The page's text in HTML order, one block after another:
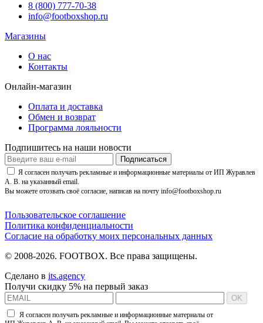
8 (800) 777-70-38
info@footboxshop.ru
Магазины
О нас
Контакты
Онлайн-магазин
Оплата и доставка
Обмен и возврат
Программа лояльности
Подпишитесь на наши новости
Подписаться
Я согласен получать рекламные и информационные материалы от ИП Журавлев
А. В. на указанный email.
Вы можете отозвать своё согласие, написав на почту info@footboxshop.ru
Пользовательское соглашение
Политика конфиденциальности
Согласие на обработку моих персональных данных
© 2008-2026. FOOTBOX. Все права защищены.
Сделано в its.agency
Получи скидку 5% на первый заказ
OK
Я согласен получать рекламные и информационные материалы от